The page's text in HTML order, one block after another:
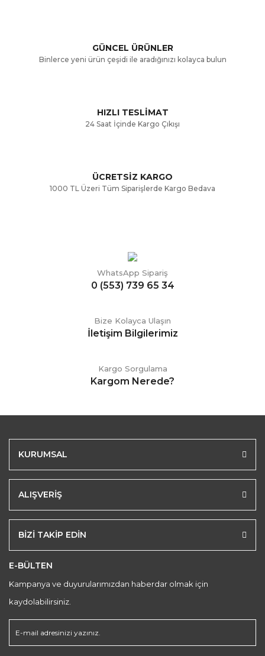
GÜNCEL ÜRÜNLER
Binlerce yeni ürün çeşidi ile aradığınızı kolayca bulun
HIZLI TESLİMAT
24 Saat İçinde Kargo Çıkışı
ÜCRETSİZ KARGO
1000 TL Üzeri Tüm Siparişlerde Kargo Bedava
WhatsApp Sipariş
0 (553) 739 65 34
Bize Kolayca Ulaşın
İletişim Bilgilerimiz
Kargo Sorgulama
Kargom Nerede?
KURUMSAL
ALIŞVERİŞ
BİZİ TAKİP EDİN
E-BÜLTEN
Kampanya ve duyurularımızdan haberdar olmak için
kaydolabilirsiniz.